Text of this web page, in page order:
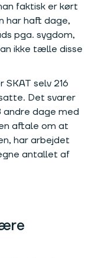
faktisk er kørt
har haft dage,
pga. sygdom,
ikke tælle disse
selv 216
Det svarer
andre dage med
aftale om at
har arbejdet
antallet af